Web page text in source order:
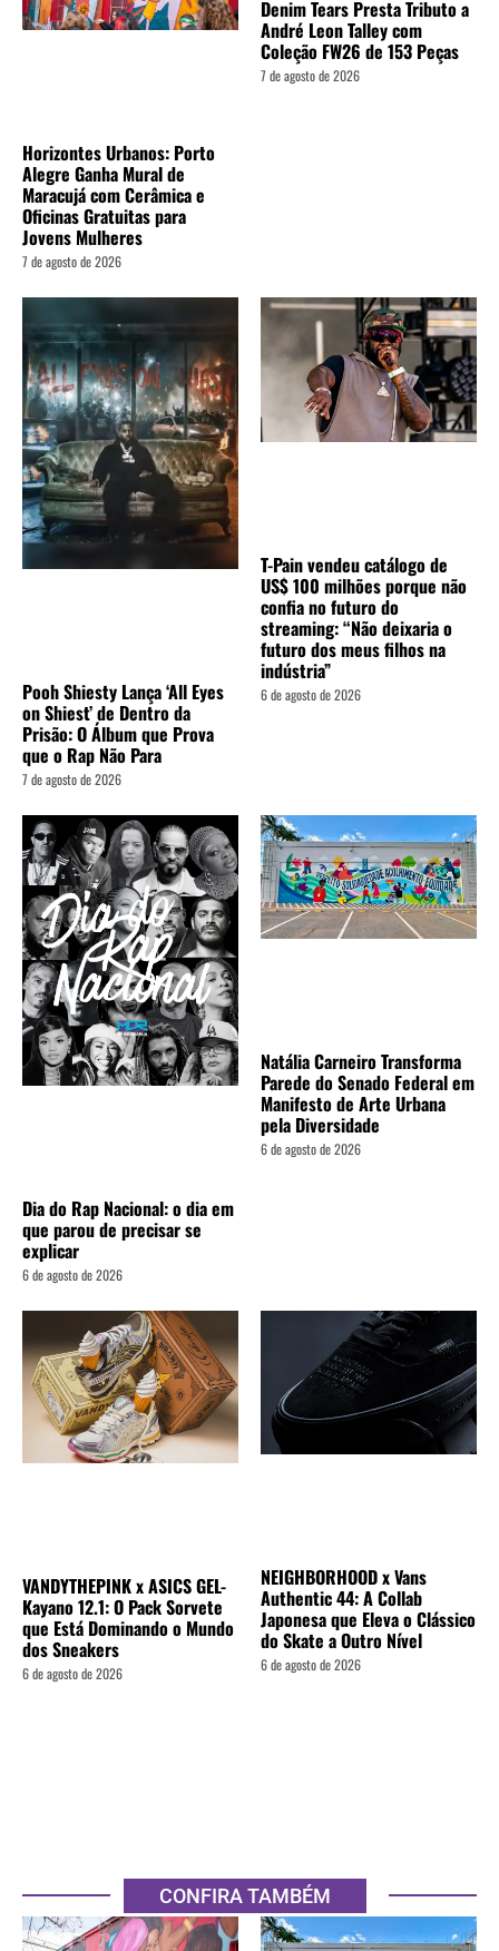
Horizontes Urbanos: Porto
Alegre Ganha Mural de
Maracujá com Cerâmica e
Oficinas Gratuitas para
Jovens Mulheres
7 de agosto de 2026
Denim Tears Presta Tributo a
André Leon Talley com
Coleção FW26 de 153 Peças
7 de agosto de 2026
Pooh Shiesty Lança ‘All Eyes
on Shiest’ de Dentro da
Prisão: O Álbum que Prova
que o Rap Não Para
7 de agosto de 2026
T-Pain vendeu catálogo de
US$ 100 milhões porque não
confia no futuro do
streaming: “Não deixaria o
futuro dos meus filhos na
indústria”
6 de agosto de 2026
Dia do Rap Nacional: o dia em
que parou de precisar se
explicar
6 de agosto de 2026
Natália Carneiro Transforma
Parede do Senado Federal em
Manifesto de Arte Urbana
pela Diversidade
6 de agosto de 2026
VANDYTHEPINK x ASICS GEL-
Kayano 12.1: O Pack Sorvete
que Está Dominando o Mundo
dos Sneakers
6 de agosto de 2026
NEIGHBORHOOD x Vans
Authentic 44: A Collab
Japonesa que Eleva o Clássico
do Skate a Outro Nível
6 de agosto de 2026
CONFIRA TAMBÉM